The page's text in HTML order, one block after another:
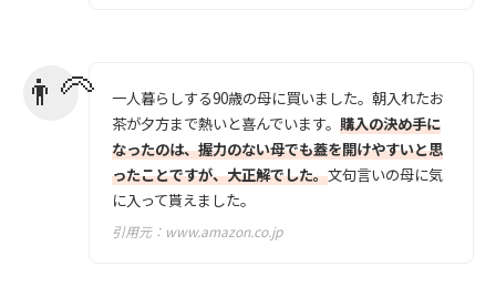
一人暮らしする90歳の母に買いました。朝入れたお
茶が夕方まで熱いと喜んでいます。 購入の決め手に
なったのは、握力のない母でも蓋を開けやすいと思
ったことですが、大正解でした。文句言いの母に気
に入って貰えました。
引用元： www.amazon.co.jp